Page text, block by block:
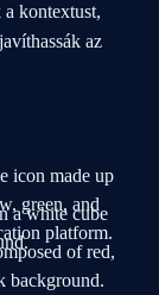
a kontextust,
az